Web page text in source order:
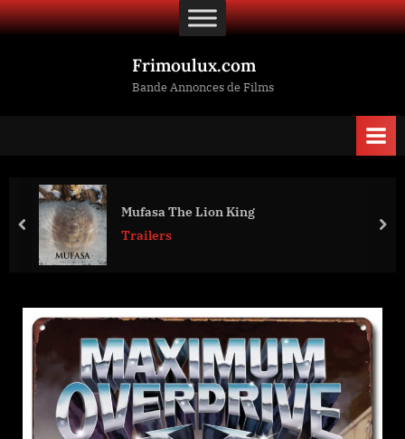
Skip
to
Frimoulux.com
Bande Annonces de Films
Mufasa The Lion King
Trailers
prev